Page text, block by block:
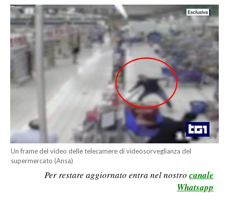
SPORT IN SARDEGNA
SPORT
RISULTATI E CLASSIFICHE
CALCIO
CALCIO REGIONALE
VOLLEY
MOTORI
TENNIS
ALTRI SPORT
Un frame del video delle telecamere di videosorveglianza del
supermercato (Ansa)
Per restare aggiornato entra nel nostro canale
Whatsapp